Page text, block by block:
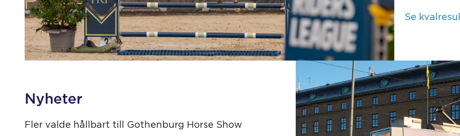
Se
Nyheter
Fler valde hållbart till Gothenburg Horse Show